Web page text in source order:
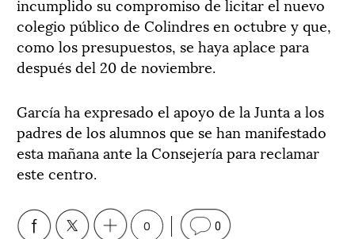
incumplido su compromiso de licitar el nuevo
colegio público de Colindres en octubre y que,
como los presupuestos, se haya aplace para
después del 20 de noviembre.
García ha expresado el apoyo de la Junta a los
padres de los alumnos que se han manifestado
esta mañana ante la Consejería para reclamar
este centro.
0 0